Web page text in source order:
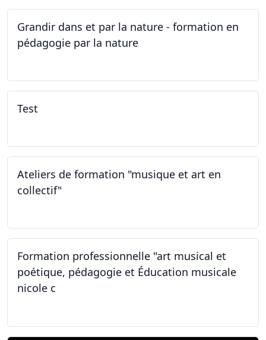
Grandir dans et par la nature - formation en
pédagogie par la nature
Test
Ateliers de formation "musique et art en
collectif"
Formation professionnelle "art musical et
poétique, pédagogie et Éducation musicale
nicole c